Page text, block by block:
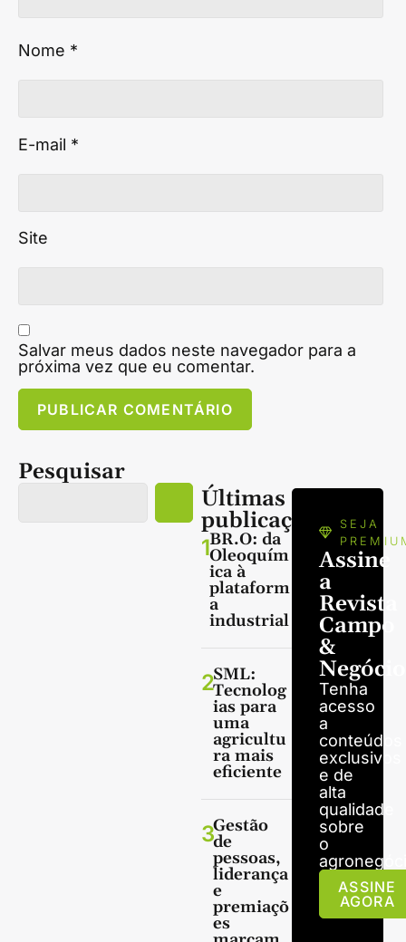
Nome *
E-mail *
Site
Salvar meus dados neste navegador para a
próxima vez que eu comentar.
Pesquisar
Últimas
publicações
1BR.O: da
Oleoquím
ica à
plataform
a
industrial
2SML:
Tecnolog
ias para
uma
agricultu
ra mais
eficiente
3Gestão
de
pessoas,
liderança
e
premiaçõ
es
SEJA
Assine
a
Revista
Campo
&
Tenha
acesso
a
conteúdos
exclusivos
e de
alta
qualidade
sobre
o
ASSINE
AGORA